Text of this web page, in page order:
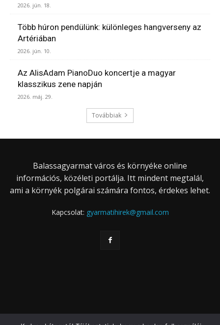
2026. jún. 18.
Több húron pendülünk: különleges hangverseny az
Artériában
2026. jún. 10.
Az AlisAdam PianoDuo koncertje a magyar
klasszikus zene napján
2026. máj. 29.
Továbbiak
Balassagyarmat város és környéke online
információs, közéleti portálja. Itt mindent megtalál,
ami a környék polgárai számára fontos, érdekes lehet.
Kapcsolat: gyarmatihirek@gmail.com